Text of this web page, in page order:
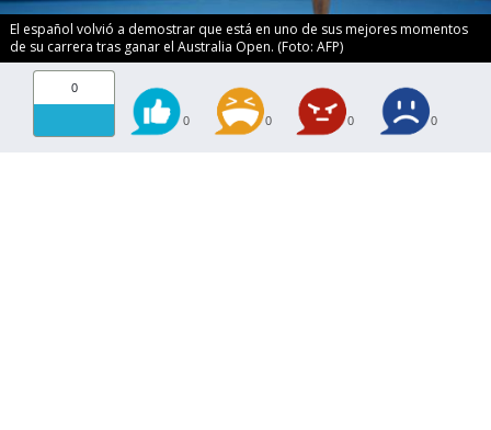
El español volvió a demostrar que está en uno de sus mejores momentos
de su carrera tras ganar el Australia Open. (Foto: AFP)
0
0 0 0 0